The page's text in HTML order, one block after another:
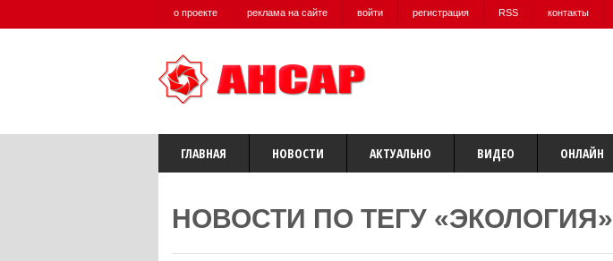
о проекте реклама на сайте войти регистрация RSS контакты
ГЛАВНАЯ НОВОСТИ АКТУАЛЬНО ВИДЕО ОНЛАЙН
НОВОСТИ ПО ТЕГУ «ЭКОЛОГИЯ»